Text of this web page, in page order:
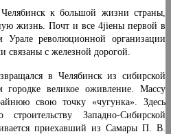
Челябинск к большой жизни страны,
жизнь. Почт и все 4jiены первой в
революционной организации
связаны с железной дорогой.
в Челябинск из сибирской
вели­кое оживление. Массу
свою точку «чугунка». Здесь
Западно-Сибирской
приехавший из Самары П. В.